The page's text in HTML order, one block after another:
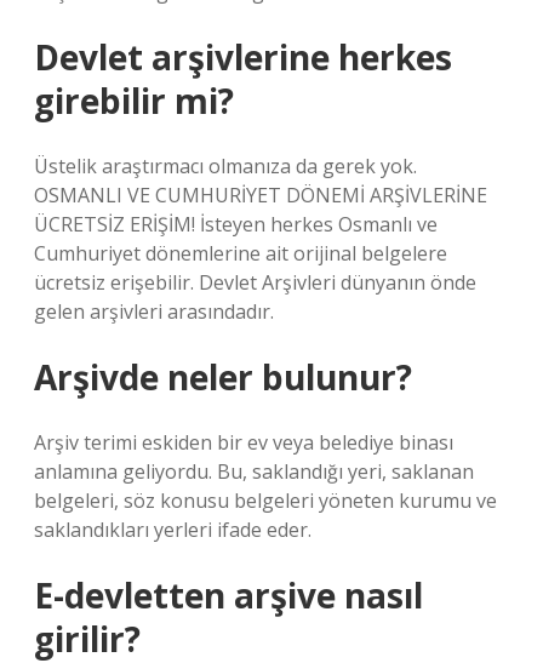
Devlet arşivlerine herkes
girebilir mi?
Üstelik araştırmacı olmanıza da gerek yok.
OSMANLI VE CUMHURİYET DÖNEMİ ARŞİVLERİNE
ÜCRETSİZ ERİŞİM! İsteyen herkes Osmanlı ve
Cumhuriyet dönemlerine ait orijinal belgelere
ücretsiz erişebilir. Devlet Arşivleri dünyanın önde
gelen arşivleri arasındadır.
Arşivde neler bulunur?
Arşiv terimi eskiden bir ev veya belediye binası
anlamına geliyordu. Bu, saklandığı yeri, saklanan
belgeleri, söz konusu belgeleri yöneten kurumu ve
saklandıkları yerleri ifade eder.
E-devletten arşive nasıl
girilir?